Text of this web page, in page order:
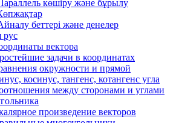
көшіру және бұрылу
беттері және денелер
рус
вектора
задачи в координатах
окружности и прямой
косинус, тангенс, котангенс угла
между сторонами и углами
произведение векторов